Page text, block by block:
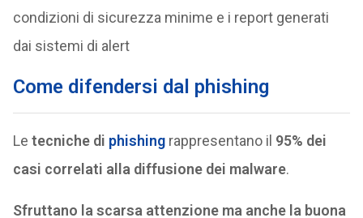
condizioni di sicurezza minime e i report generati
dai sistemi di alert
Come difendersi dal phishing
Le tecniche di phishingrappresentano il 95% dei
casi correlati alla diffusione dei malware.
Sfruttano la scarsa attenzione ma anche la buona